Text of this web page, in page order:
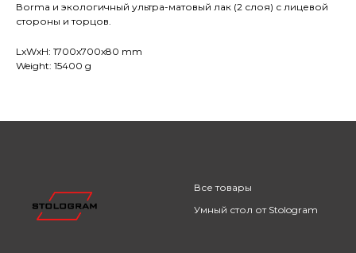
Воrmа и экологичный ультра-матовый лак (2 слоя) с лицевой
стороны и торцов.
LxWxH: 1700x700x80 mm
Weight: 15400 g
Все товары
Умный стол от Stologram